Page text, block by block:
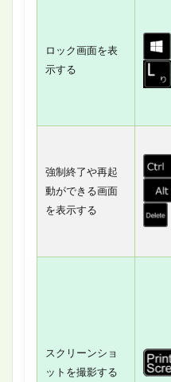
ロック画面を表
示する
強制終了や再起
動ができる画面
を表示する
スクリーンショ
ットを撮影する